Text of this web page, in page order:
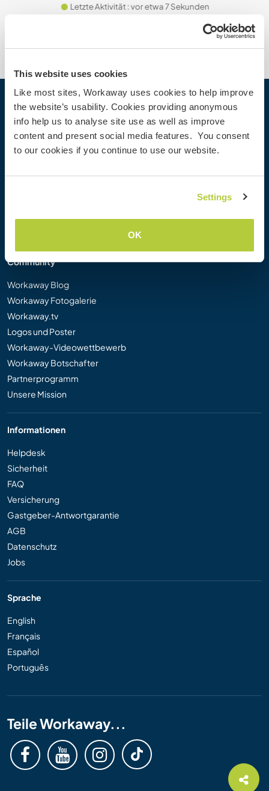
This website uses cookies
Like most sites, Workaway uses cookies to help improve
the website’s usability. Cookies providing anonymous
info help us to analyse site use as well as improve
content and present social media features. You consent
to our cookies if you continue to use our website.
Settings
OK
Letzte Aktivität : vor etwa 7 Sekunden
Workaway
Gastgeber finden
Informationen für Gastgeber
Als Workawayer registrieren
Community
Workaway Blog
Workaway Fotogalerie
Workaway.tv
Logos und Poster
Workaway-Videowettbewerb
Workaway Botschafter
Partnerprogramm
Unsere Mission
Informationen
Helpdesk
Sicherheit
FAQ
Versicherung
Gastgeber-Antwortgarantie
AGB
Datenschutz
Jobs
Sprache
English
Français
Español
Português
Teile Workaway...